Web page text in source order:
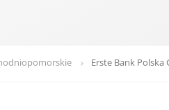
Erste Bank Polska